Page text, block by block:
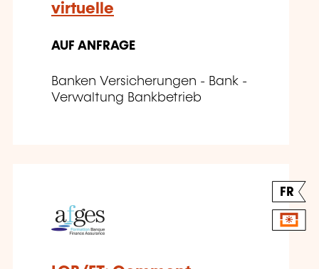
virtuelle
AUF ANFRAGE
Banken Versicherungen - Bank -
Verwaltung Bankbetrieb
FR